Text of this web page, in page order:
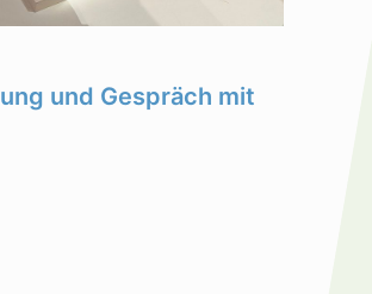
und Gespräch mit